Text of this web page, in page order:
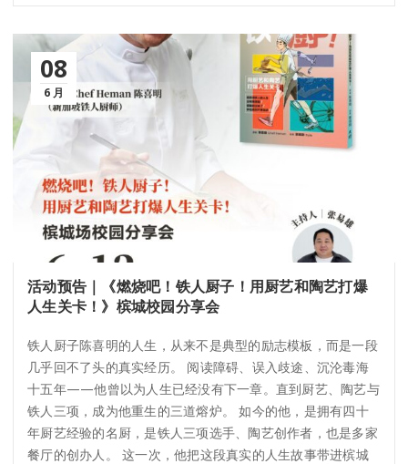
08
6 月
活动预告｜《燃烧吧！铁人厨子！用厨艺和陶艺打爆
人生关卡！》槟城校园分享会
铁人厨子陈喜明的人生，从来不是典型的励志模板，而是一段
几乎回不了头的真实经历。 阅读障碍、误入歧途、沉沦毒海
十五年——他曾以为人生已经没有下一章。直到厨艺、陶艺与
铁人三项，成为他重生的三道熔炉。 如今的他，是拥有四十
年厨艺经验的名厨，是铁人三项选手、陶艺创作者，也是多家
餐厅的创办人。 这一次，他把这段真实的人生故事带进槟城